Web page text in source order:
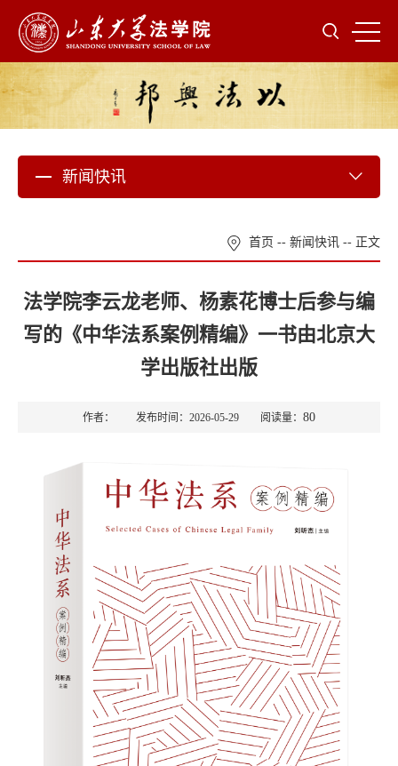
新闻快讯
首页 -- 新闻快讯 -- 正文
法学院李云龙老师、杨素花博士后参与编
写的《中华法系案例精编》一书由北京大
学出版社出版
作者： 发布时间：2026-05-29 阅读量： 80